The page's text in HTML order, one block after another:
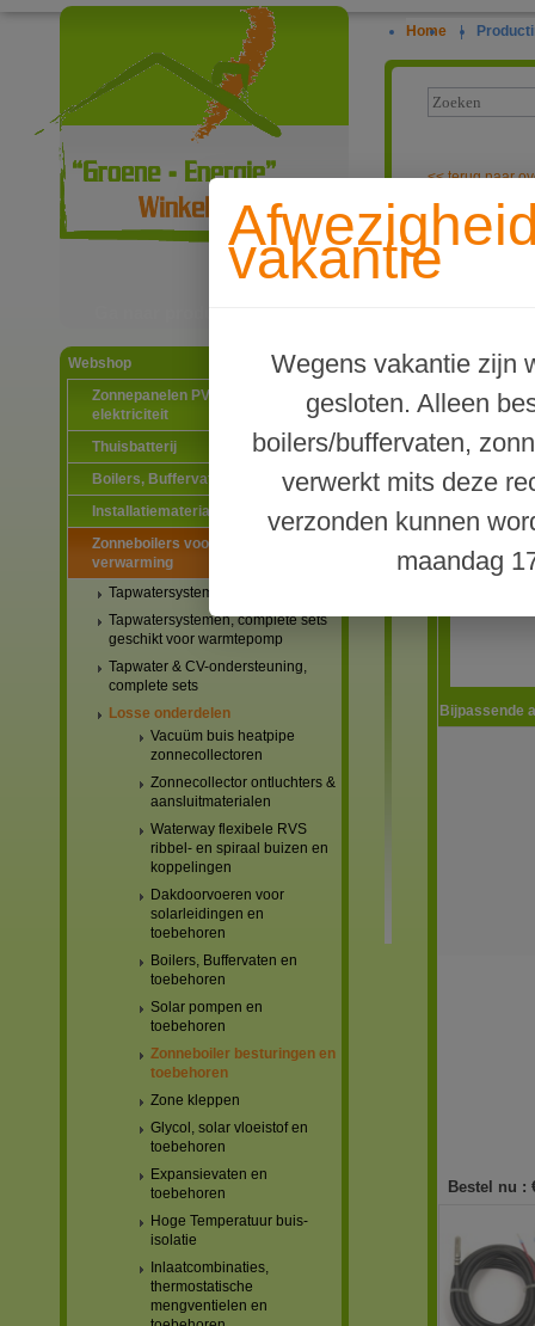
Webshop
Zonnepanelen PV-systemen
elektriciteit
Thuisbatterij
Boilers, Buffervaten en toebehoren
Installatiematerialen
Zonneboilers voor warmtapwater en
verwarming
Tapwatersystemen, complete sets
Tapwatersystemen, complete sets
geschikt voor warmtepomp
Tapwater & CV-ondersteuning,
complete sets
Losse onderdelen
Vacuüm buis heatpipe
zonnecollectoren
Zonnecollector ontluchters &
aansluitmaterialen
Waterway flexibele RVS
ribbel- en spiraal buizen en
koppelingen
Dakdoorvoeren voor
solarleidingen en
toebehoren
Boilers, Buffervaten en
toebehoren
Solar pompen en
toebehoren
Zonneboiler besturingen en
toebehoren
Zone kleppen
Glycol, solar vloeistof en
toebehoren
Expansievaten en
toebehoren
Hoge Temperatuur buis-
isolatie
Inlaatcombinaties,
thermostatische
mengventielen en
Home |
vakantie
Wegens vakantie zijn
gesloten. Alleen
boilers/buffervaten,
verwerkt mits deze
verzonden kunnen
maandag
<<terug naar
Sorel STDC
Bestel nu :
Bijpassende